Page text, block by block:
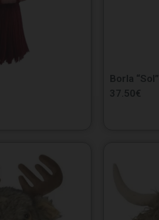
Borla “Sol”
37.50€